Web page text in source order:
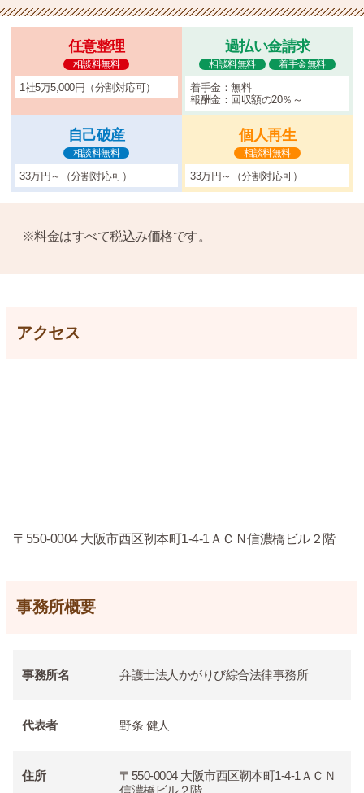
任意整理
相談料無料
1社5万5,000円（分割対応可）
過払い金請求
相談料無料 着手金無料
着手金：無料
報酬金：回収額の20％～
自己破産
相談料無料
33万円～（分割対応可）
個人再生
相談料無料
33万円～（分割対応可）
※料金はすべて税込み価格です。
アクセス
〒550-0004 大阪市西区靭本町1-4-1ＡＣＮ信濃橋ビル２階
事務所概要
事務所名 弁護士法人かがりび綜合法律事務所
代表者 野条 健人
住所
〒550-0004 大阪市西区靭本町1-4-1ＡＣＮ
信濃橋ビル２階